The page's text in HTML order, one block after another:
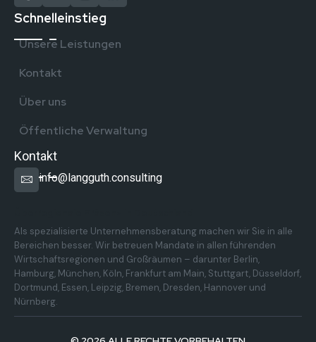
Schnelleinstieg
Unsere Leistungen
Kontakt
Über uns
Öffentliche Verwaltung
Kontakt
info@langguth.consulting
Als spezialisierte Unternehmensberatung machen wir Sie in alle
Bereichen besser. Wir betreuen Mandate in allen führenden
Wirtschaftsregionen und Großräumen – darunter Berlin,
Hamburg, München, Köln, Frankfurt am Main, Stuttgart, Düsseldorf,
Dortmund, Essen, Leipzig, Bremen, Dresden, Hannover und
Nürnberg.